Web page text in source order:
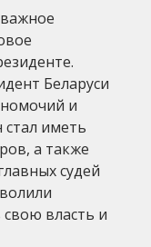
Беларуси
и
стал иметь
а также
судей
власть и